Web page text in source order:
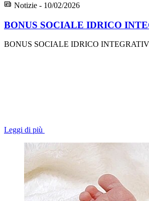
Notizie - 10/02/2026
BONUS SOCIALE IDRICO
BONUS SOCIALE IDRICO
Leggi di più